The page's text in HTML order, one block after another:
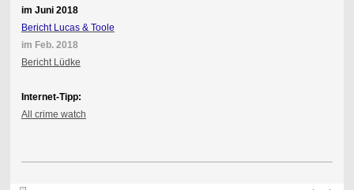
im Juni 2018
Bericht Lucas & Toole
im Feb. 2018
Bericht Lüdke
Internet-Tipp:
All crime watch